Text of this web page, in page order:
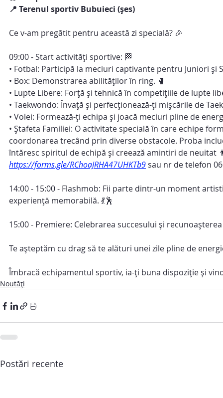
📍 Terenul sportiv Bubuieci (șes)
Ce v-am pregătit pentru această zi specială? 🎉
09:00 - Start activități sportive: 🏁
• Fotbal: Participă la meciuri captivante pentru Juniori și
• Box: Demonstrarea abilităților în ring. 🥊
• Lupte Libere: Forță și tehnică în competițiile de lupte
• Taekwondo: Învață și perfecționează-ți mișcările de
• Volei: Formează-ți echipa și joacă meciuri pline de
• Ștafeta Familiei: O activitate specială în care echipe
coordonarea trecând prin diverse obstacole. Proba
întăresc spiritul de echipă și creează amintiri de neuitat
https://forms.gle/RChoaJRHA47UHKTb9sau nr de telefon
14:00 - 15:00 - Flashmob: Fii parte dintr-un moment
experiență memorabilă. 💃🕺
15:00 - Premiere: Celebrarea succesului și
Te așteptăm cu drag să te alături unei zile pline de
Îmbracă echipamentul sportiv, ia-ți buna dispoziție și
Noutăți
Postări recente